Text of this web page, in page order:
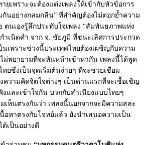
เพราะจะต้องแต่งเพลงให้เข้ากับหัวข้อการ
กันอย่างกลมกลืน” ที่สำคัญต้องไม่ตอกย้ำความ
ตนเองรู้สึกประทับใจเพลง “สัมพันธภาพแห่ง
ำเนิดคำ จาก จ. ชัยภูมิ ที่ชนะเลิศการประกวด
นเพราะช่วงนี้ประเทศไทยต้องเผชิญกับความ
ม่พยายามที่จะหันหน้าเข้าหากัน เพลงนี้ได้พูด
ยซึ่งเป็นจุดเริ่มต้นง่ายๆ ที่จะช่วยเชื่อม
วามคิดจิตใจต่างๆ เป็นด่านแรกที่จะเชื้อเชิญ
และเข้าใจกัน บวกกับสำเนียงแบบไทยๆ
เห็นตรงกันว่า เพลงนี้นอกจากจะมีความสละ
อหาตรงกับโจทย์แล้ว ยังนำเสนอความเป็น
เป็นอย่างดี